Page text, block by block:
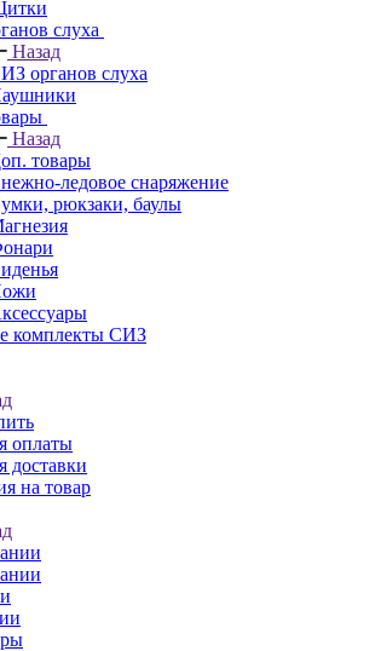
слуха
Назад
органов слуха
Назад
товары
ледовое снаряжение
рюкзаки, баулы
комплекты СИЗ
оплаты
доставки
на товар